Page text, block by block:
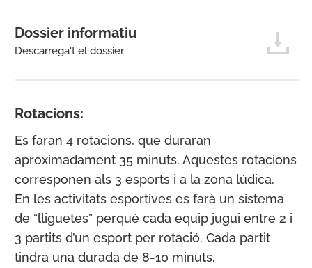
Dossier informatiu
Descarrega't el dossier
Rotacions:
Es faran 4 rotacions, que duraran
aproximadament 35 minuts. Aquestes rotacions
corresponen als 3 esports i a la zona lúdica.
En les activitats esportives es farà un sistema
de “lliguetes” perquè cada equip jugui entre 2 i
3 partits d’un esport per rotació. Cada partit
tindrà una durada de 8-10 minuts.